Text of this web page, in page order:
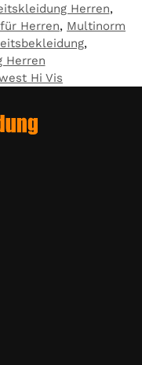
Herren,
Herren, Multinorm
,
Herren
Hi Vis